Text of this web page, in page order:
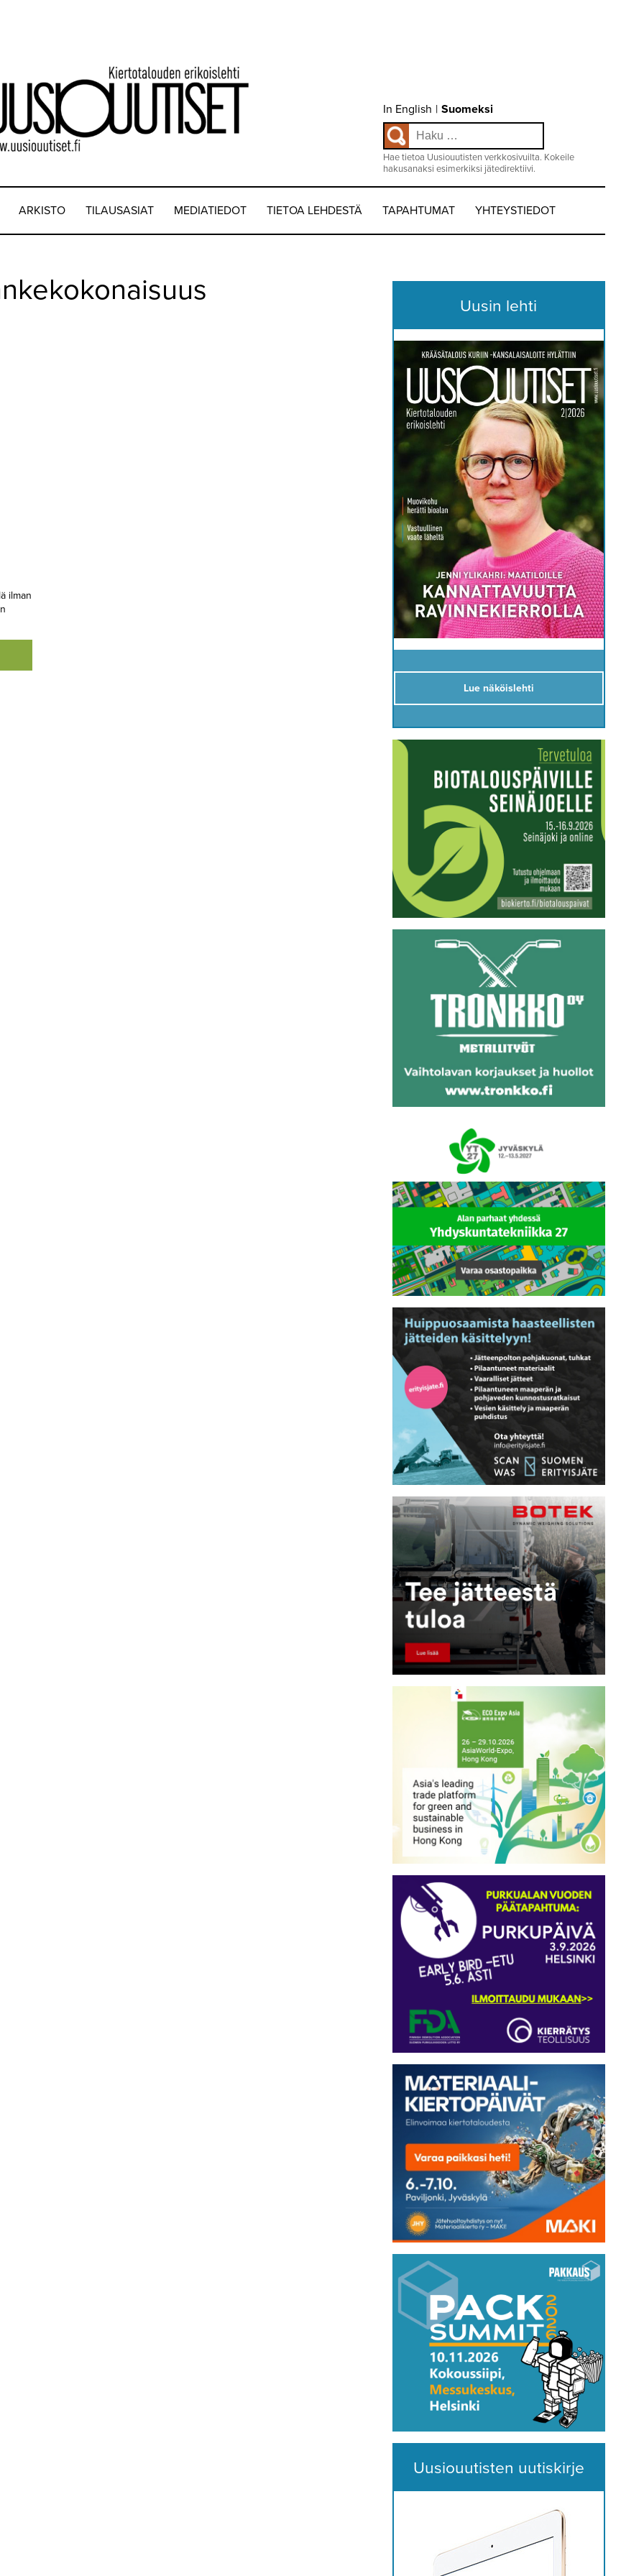
Choose
language
Valitse
kieli:
In English | Suomeksi
Haku:
Hae tietoa Uusiouutisten verkkosivuilta. Kokeile
hakusanaksi esimerkiksi jätedirektiivi.
ARKISTO TILAUSASIAT MEDIATIEDOT TIETOA LEHDESTÄ TAPAHTUMAT YHTEYSTIEDOT
ilman
Uusin lehti
Lue näköislehti
Uusiouutisten uutiskirje